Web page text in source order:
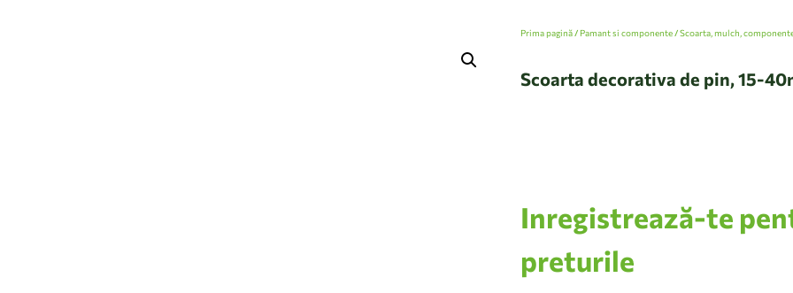
Prima pagină/ Pamant si componente/Scoarta, mulch,
Scoarta decorativa de pin, 15-
Inregistrează-te
preturile